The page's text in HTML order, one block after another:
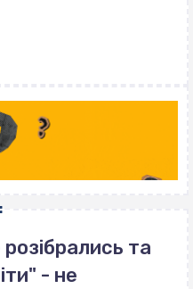
та
- не